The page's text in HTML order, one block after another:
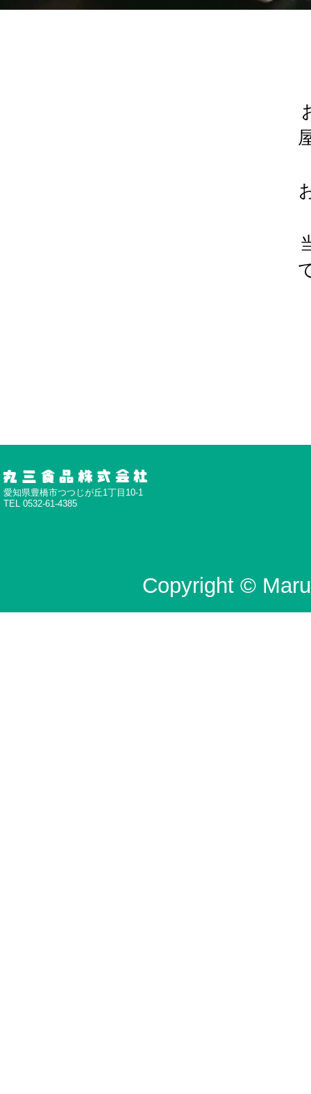
愛知県豊橋市つつじが丘1丁目10-1
TEL 0532-61-4385
Copyright ©